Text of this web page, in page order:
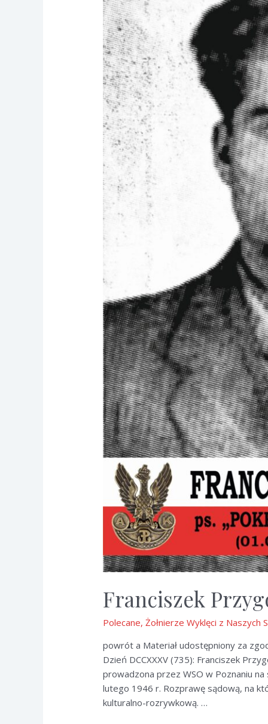
Franciszek
Polecane,Żołnierze Wyklęci z Naszych
powrót a Materiał udostępniony za
Dzień DCCXXXV (735): Franciszek
prowadzona przez WSO w Poznaniu
lutego 1946 r. Rozprawę sądową, na
kulturalno-rozrywkową. …